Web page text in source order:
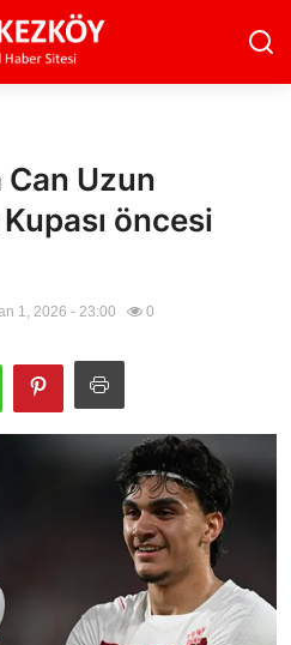
Can Uzun
öncesi
1, 2026 - 23:00 0